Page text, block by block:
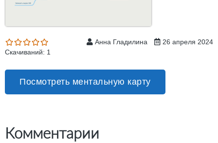
Скачиваний: 1
Анна Гладилина 26 апреля 2024
Посмотреть ментальную карту
Комментарии